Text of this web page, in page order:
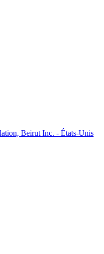
Beirut Inc. - États-Unis